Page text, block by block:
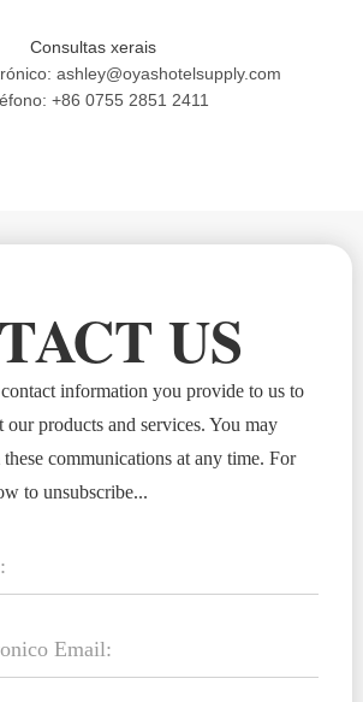
Consultas xerais
ashley@oyashotelsupply.com
+86 0755 2851 2411
US
information you provide to us to
our products and services. You may
communications at any time. For
to unsubscribe...